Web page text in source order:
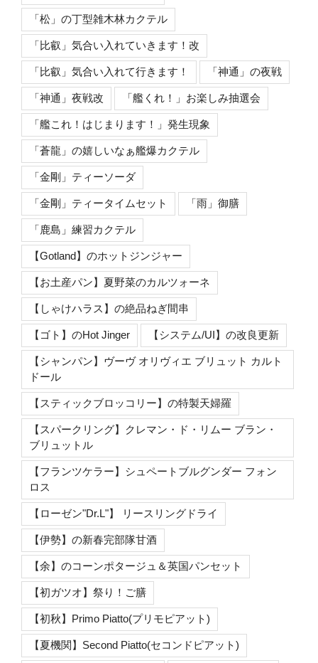
「松」の丁型雑木林カクテル
「比叡」気合い入れていきます！改
「比叡」気合い入れて行きます！ 「神通」の夜戦
「神通」夜戦改 「艦くれ！」お楽しみ抽選会
「艦これ！はじまります！」発生現象
「蒼龍」の嬉しいなぁ艦爆カクテル
「金剛」ティーソーダ
「金剛」ティータイムセット 「雨」御膳
「鹿島」練習カクテル
【Gotland】のホットジンジャー
【お土産パン】夏野菜のカルツォーネ
【しゃけハラス】の絶品ねぎ間串
【ゴト】のHot Jinger 【システム/UI】の改良更新
【シャンパン】ヴーヴ オリヴィエ ブリュット カルト
ドール
【スティックブロッコリー】の特製天婦羅
【スパークリング】クレマン・ド・リムー ブラン・
ブリュットル
【フランツケラー】シュペートブルグンダー フォン
ロス
【ローゼン"Dr.L"】 リースリングドライ
【伊勢】の新春完部隊甘酒
【余】のコーンポタージュ＆英国パンセット
【初ガツオ】祭り！ご膳
【初秋】Primo Piatto(プリモピアット)
【夏機関】Second Piatto(セコンドピアット)